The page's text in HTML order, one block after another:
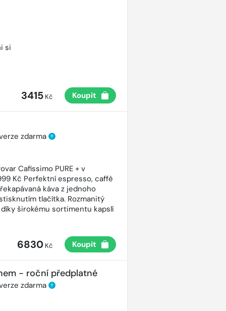
si
3415Kč Koupit
zdarma ?
Cafissimo PURE + v
Kč Perfektní espresso, caffè
káva z jednoho
tlačítka. Rozmanitý
širokému sortimentu kapslí
6830Kč Koupit
- roční předplatné
zdarma ?